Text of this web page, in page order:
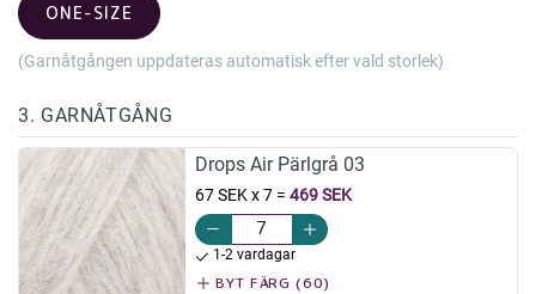
ONE-SIZE
(Garnåtgången uppdateras automatisk efter vald storlek)
3. GARNÅTGÅNG
Drops Air Pärlgrå 03
67 SEK x 7= 469 SEK
1-2 vardagar
BYT FÄRG (60)